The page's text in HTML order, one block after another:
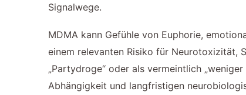
Signalwege.
MDMA kann Gefühle von Euphorie,
einem relevanten Risiko für Neurotoxizität,
„Partydroge“ oder als vermeintlich
Abhängigkeit und langfristigen